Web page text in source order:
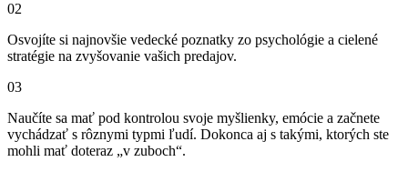
02
Osvojíte si najnovšie vedecké poznatky zo psychológie a cielené
stratégie na zvyšovanie vašich predajov.
03
Naučíte sa mať pod kontrolou svoje myšlienky, emócie a začnete
vychádzať s rôznymi typmi ľudí. Dokonca aj s takými, ktorých ste
mohli mať doteraz „v zuboch“.